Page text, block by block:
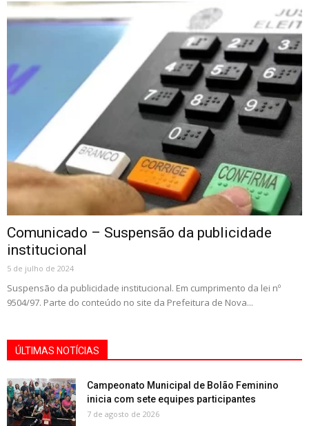
Comunicado – Suspensão da publicidade
institucional
5 de julho de 2024
Suspensão da publicidade institucional. Em cumprimento da lei nº
9504/97. Parte do conteúdo no site da Prefeitura de Nova...
ÚLTIMAS NOTÍCIAS
Campeonato Municipal de Bolão Feminino
inicia com sete equipes participantes
7 de agosto de 2026